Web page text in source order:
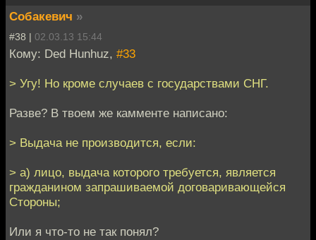
Собакевич »
#38 | 02.03.13 15:44
Кому: Ded Hunhuz, #33
> Угу! Но кроме случаев с государствами СНГ.
Разве? В твоем же камменте написано:
> Выдача не производится, если:
> а) лицо, выдача которого требуется, является
гражданином запрашиваемой договаривающейся
Стороны;
Или я что-то не так понял?